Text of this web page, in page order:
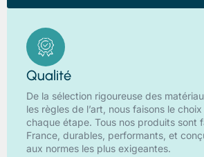
Qualité
De la sélection rigoureuse des
les règles de l’art, nous faisons le
chaque étape. Tous nos produits sont
France, durables, performants, et
aux normes les plus exigeantes.